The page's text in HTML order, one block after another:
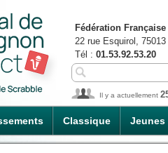
Classique Jeunes
Fédération
22 rue Esquirol,
Tél : 01.53.92.53.20
Il y a actuellement